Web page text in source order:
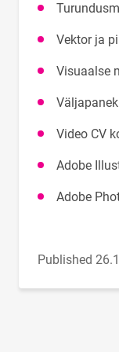
Vektor ja
Visuaalse
Video CV
Adobe
Adobe
Published